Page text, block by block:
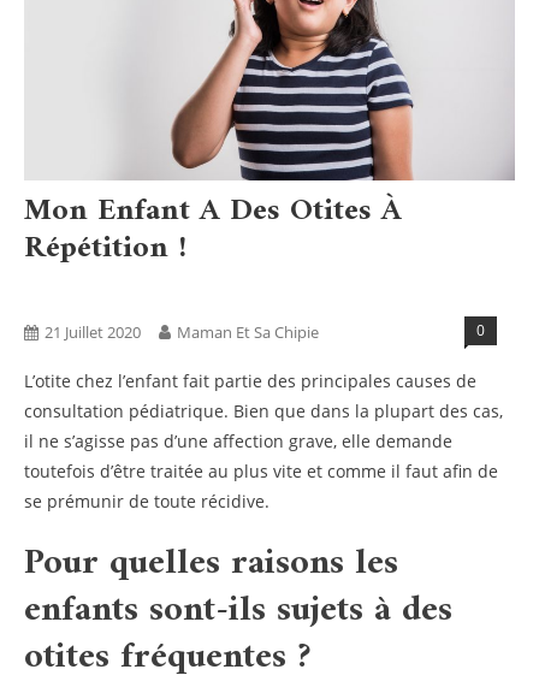
Mon Enfant A Des Otites À
Répétition !
21 Juillet 2020 Maman Et Sa Chipie 0
L’otite chez l’enfant fait partie des principales causes de
consultation pédiatrique. Bien que dans la plupart des cas,
il ne s’agisse pas d’une affection grave, elle demande
toutefois d’être traitée au plus vite et comme il faut afin de
se prémunir de toute récidive.
Pour quelles raisons les
enfants sont-ils sujets à des
otites fréquentes ?